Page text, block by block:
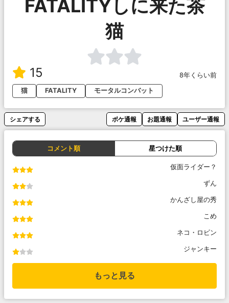
FATALITYしに来た茶
猫
15
8年くらい前
猫
FATALITY モータルコンバット
シェアする ボケ通報 お題通報 ユーザー通報
コメント順 星つけた順
仮面ライダー？
ずん
かんざし屋の秀
こめ
ネコ・ロビン
ジャンキー
もっと見る